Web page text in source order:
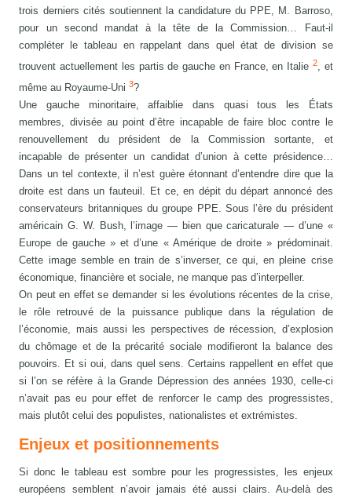
trois derniers cités soutiennent la candidature du PPE, M. Barroso,
pour un second mandat à la tête de la Commission… Faut-il
compléter le tableau en rappelant dans quel état de division se
trouvent actuellement les partis de gauche en France, en Italie 2, et
même au Royaume-Uni3?
Une gauche minoritaire, affaiblie dans quasi tous les États
membres, divisée au point d’être incapable de faire bloc contre le
renouvellement du président de la Commission sortante, et
incapable de présenter un candidat d’union à cette présidence…
Dans un tel contexte, il n’est guère étonnant d’entendre dire que la
droite est dans un fauteuil. Et ce, en dépit du départ annoncé des
conservateurs britanniques du groupe PPE. Sous l’ère du président
américain G. W. Bush, l’image — bien que caricaturale — d’une «
Europe de gauche » et d’une « Amérique de droite » prédominait.
Cette image semble en train de s’inverser, ce qui, en pleine crise
économique, financière et sociale, ne manque pas d’interpeller.
On peut en effet se demander si les évolutions récentes de la crise,
le rôle retrouvé de la puissance publique dans la régulation de
l’économie, mais aussi les perspectives de récession, d’explosion
du chômage et de la précarité sociale modifieront la balance des
pouvoirs. Et si oui, dans quel sens. Certains rappellent en effet que
si l’on se réfère à la Grande Dépression des années 1930, celle-ci
n’avait pas eu pour effet de renforcer le camp des progressistes,
mais plutôt celui des populistes, nationalistes et extrémistes.
Enjeux et positionnements
Si donc le tableau est sombre pour les progressistes, les enjeux
européens semblent n’avoir jamais été aussi clairs. Au-delà des